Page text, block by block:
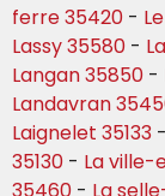
ferre 35420 -
Lassy 35580 -
Langan 35850 -
Landavran
Laignelet 35133 -
35130 - La ville-